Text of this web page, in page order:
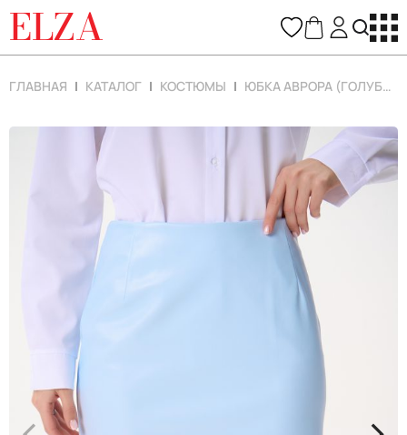
ELZA
ГЛАВНАЯ КАТАЛОГ КОСТЮМЫ ЮБКА АВРОРА (ГОЛУБОЙ)